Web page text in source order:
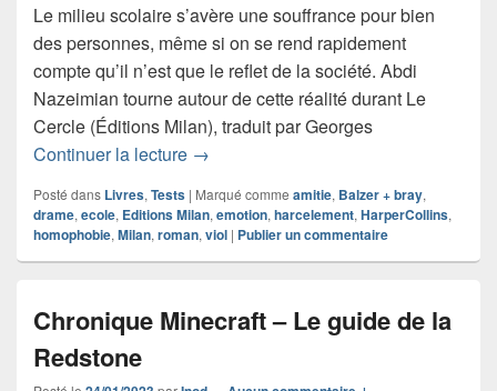
Le milieu scolaire s’avère une souffrance pour bien
des personnes, même si on se rend rapidement
compte qu’il n’est que le reflet de la société. Abdi
Nazeimian tourne autour de cette réalité durant Le
Cercle (Éditions Milan), traduit par Georges
Continuer la lecture Chronique roman Le Cercle
→
Posté dans Livres, Tests | Marqué comme amitie, Balzer + bray,
drame, ecole, Editions Milan, emotion, harcelement, HarperCollins,
homophobie, Milan, roman, viol | Publier un commentaire
Chronique Minecraft – Le guide de la
Redstone